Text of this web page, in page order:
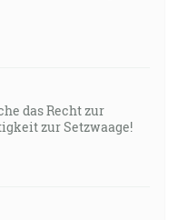
das Recht zur
zur Setzwaage!